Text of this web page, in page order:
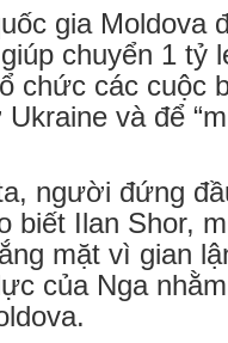
gia Moldova
chuyển 1 tỷ
chức các cuộc
và để
người đứng
biết Ilan Shor,
mặt vì gian
của Nga